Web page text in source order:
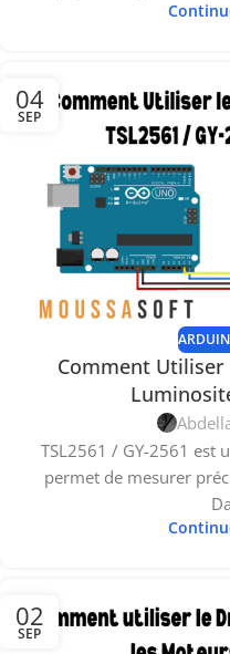
04
SEP
Comment Utiliser
TSL2561 / GY-2561 est
permet de mesurer
02
SEP